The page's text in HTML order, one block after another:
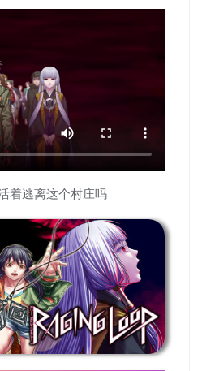
着逃离这个村庄吗